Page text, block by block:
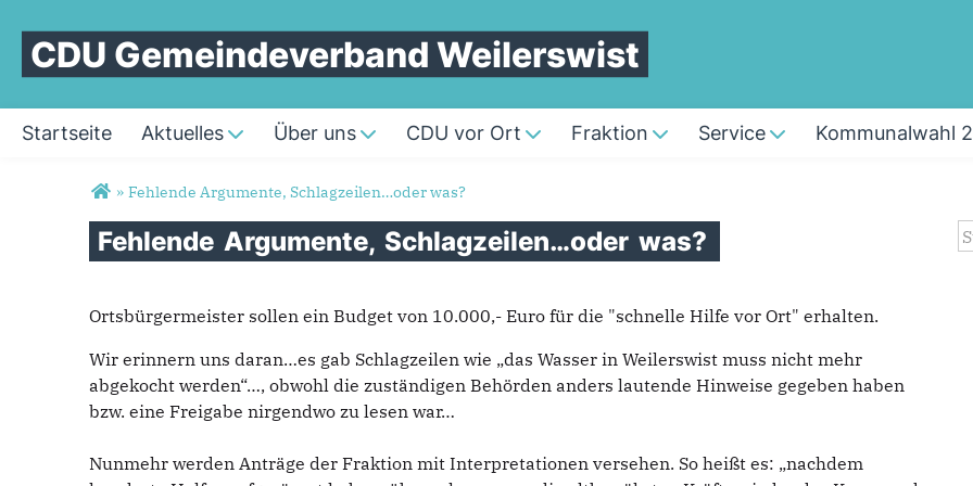
CDU Gemeindeverband Weilerswist
Startseite Aktuelles Über uns CDU vor Ort Fraktion Service Kommunalwahl
Sie sind hier
» Fehlende Argumente, Schlagzeilen…oder was?
Fehlende Argumente, Schlagzeilen…oder was?
Ortsbürgermeister sollen ein Budget von 10.000,- Euro für die "schnelle Hilfe vor Ort" erhalten.
Wir erinnern uns daran…es gab Schlagzeilen wie „das Wasser in Weilerswist muss nicht mehr
abgekocht werden“…, obwohl die zuständigen Behörden anders lautende Hinweise gegeben haben
bzw. eine Freigabe nirgendwo zu lesen war…
Nunmehr werden Anträge der Fraktion mit Interpretationen versehen. So heißt es: „nachdem